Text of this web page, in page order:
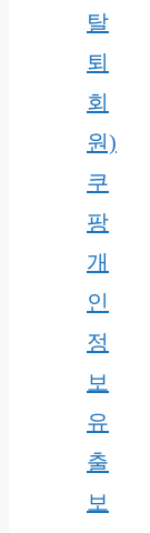
탈
퇴
회
원)
쿠
팡
개
인
정
보
유
출
보